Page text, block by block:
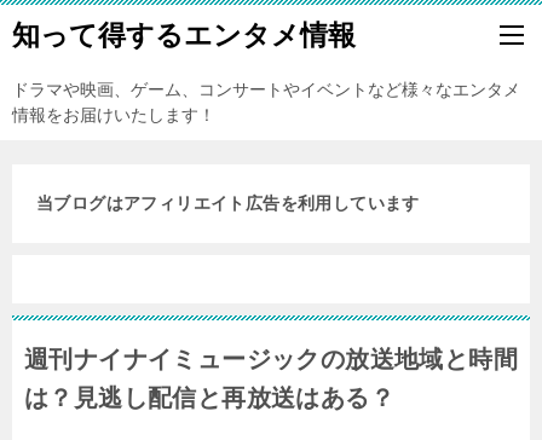
知って得するエンタメ情報
ドラマや映画、ゲーム、コンサートやイベントなど様々なエンタメ
情報をお届けいたします！
当ブログはアフィリエイト広告を利用しています
週刊ナイナイミュージックの放送地域と時間
は？見逃し配信と再放送はある？